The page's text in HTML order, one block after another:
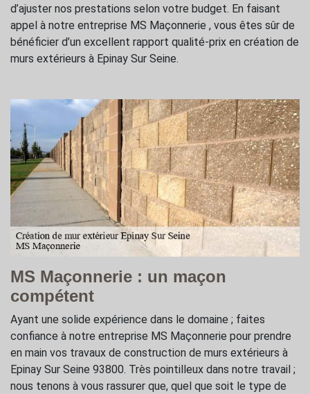
d’ajuster nos prestations selon votre budget. En faisant
appel à notre entreprise MS Maçonnerie , vous êtes sûr de
bénéficier d’un excellent rapport qualité-prix en création de
murs extérieurs à Epinay Sur Seine.
MS Maçonnerie : un maçon
compétent
Ayant une solide expérience dans le domaine ; faites
confiance à notre entreprise MS Maçonnerie pour prendre
en main vos travaux de construction de murs extérieurs à
Epinay Sur Seine 93800. Très pointilleux dans notre travail ;
nous tenons à vous rassurer que, quel que soit le type de